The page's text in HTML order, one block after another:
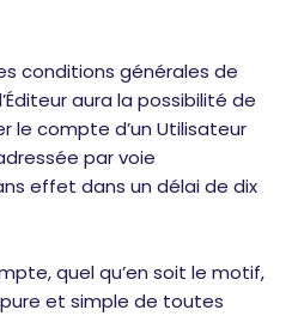
conditions générales de
aura la possibilité de
le compte d’un Utilisateur
par voie
effet dans un délai de dix
quel qu’en soit le motif,
et simple de toutes